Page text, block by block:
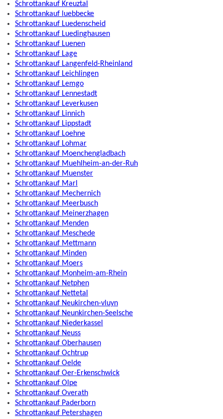
Schrottankauf Kreuztal
Schrottankauf luebbecke
Schrottankauf Luedenscheid
Schrottankauf Luedinghausen
Schrottankauf Luenen
Schrottankauf Lage
Schrottankauf Langenfeld-Rheinland
Schrottankauf Leichlingen
Schrottankauf Lemgo
Schrottankauf Lennestadt
Schrottankauf Leverkusen
Schrottankauf Linnich
Schrottankauf Lippstadt
Schrottankauf Loehne
Schrottankauf Lohmar
Schrottankauf Moenchengladbach
Schrottankauf Muehlheim-an-der-Ruh
Schrottankauf Muenster
Schrottankauf Marl
Schrottankauf Mechernich
Schrottankauf Meerbusch
Schrottankauf Meinerzhagen
Schrottankauf Menden
Schrottankauf Meschede
Schrottankauf Mettmann
Schrottankauf Minden
Schrottankauf Moers
Schrottankauf Monheim-am-Rhein
Schrottankauf Netphen
Schrottankauf Nettetal
Schrottankauf Neukirchen-vluyn
Schrottankauf Neunkirchen-Seelsche
Schrottankauf Niederkassel
Schrottankauf Neuss
Schrottankauf Oberhausen
Schrottankauf Ochtrup
Schrottankauf Oelde
Schrottankauf Oer-Erkenschwick
Schrottankauf Olpe
Schrottankauf Overath
Schrottankauf Paderborn
Schrottankauf Petershagen